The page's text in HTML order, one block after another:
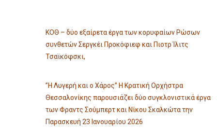
ΚΟΘ – δύο εξαίρετα έργα των κορυφαίων Ρώσων
συνθετών Σεργκέι Προκόφιεφ και Πιοτρ Ίλιτς
Τσαϊκόφσκι,
”Η Λυγερή και ο Χάρος” Η Κρατική Ορχήστρα
Θεσσαλονίκης παρουσιάζει δύο συγκλονιστικά έργα
των Φραντς Σούμπερτ και Νίκου Σκαλκώτα την
Παρασκευή 23 Ιανουαρίου 2026